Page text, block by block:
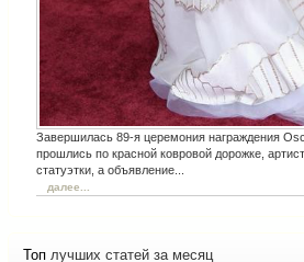
Завершилась 89-я церемония награждения
прошлись по красной ковровой дорожке,
статуэтки, а объявление...
далее...
Топ лучших статей за месяц